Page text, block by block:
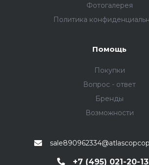
Фотогалерея
Политика
Помощь
Покупки
Вопрос - ответ
Бренды
Возможности
+7 (495) 021-20-13